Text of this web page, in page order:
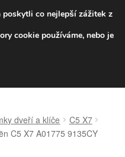
139,-Kč
704 494 494
dveří a klíče
C5 X7
C5 X7 A01775 9135CY
poskytli co nejlepší zážitek z
cookie používáme, nebo je